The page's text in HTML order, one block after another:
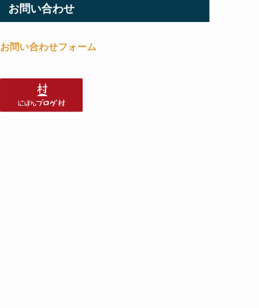
お問い合わせ
お問い合わせフォーム